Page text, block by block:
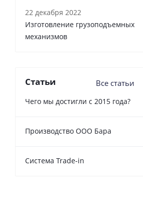
22 декабря 2022
Изготовление грузоподъемных
механизмов
Статьи Все статьи
Чего мы достигли с 2015 года?
Производство ООО Бара
Cистема Trade-in